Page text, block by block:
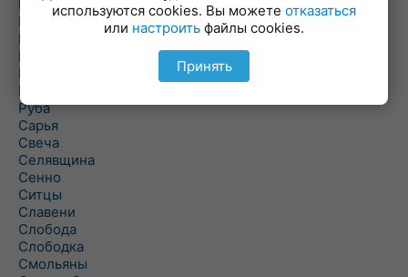
Погоща
Подсвилье
Полоцк
Поставы
Прозороки
Россоны
Руба
Сарья
Свеча
Селявщина
Сенно
Ситцы
Славени
Слобода
Слободка
Смольяны
используются cookies. Вы можете отказаться
или настроить файлы cookies.
Принять